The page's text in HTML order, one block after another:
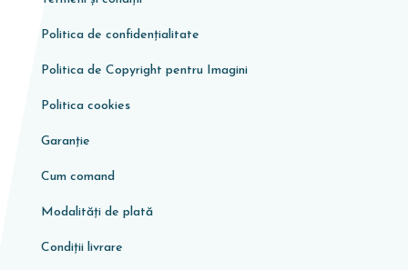
Politica de confidențialitate
Politica de Copyright pentru Imagini
Politica cookies
Garanţie
Cum comand
Modalități de plată
Condiţii livrare